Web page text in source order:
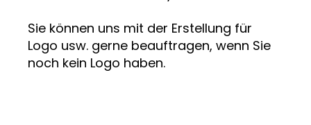
Sie können uns mit der Erstellung für
Logo usw. gerne beauftragen, wenn Sie
noch kein Logo haben.